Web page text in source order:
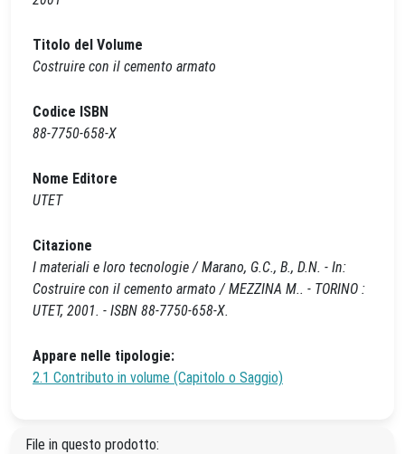
Titolo del Volume
Costruire con il cemento armato
Codice ISBN
88-7750-658-X
Nome Editore
UTET
Citazione
I materiali e loro tecnologie / Marano, G.C., B., D.N. - In:
Costruire con il cemento armato / MEZZINA M.. - TORINO :
UTET, 2001. - ISBN 88-7750-658-X.
Appare nelle tipologie:
2.1 Contributo in volume (Capitolo o Saggio)
File in questo prodotto: